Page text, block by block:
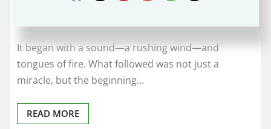
It began with a sound—a rushing wind—and
tongues of fire. What followed was not just a
miracle, but the beginning…
READ MORE